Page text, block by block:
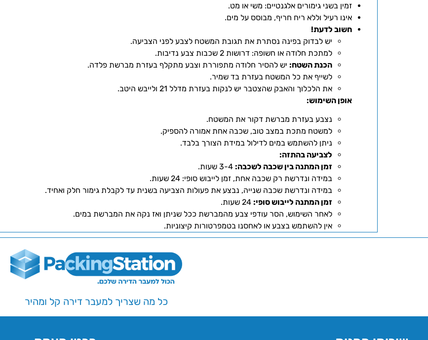
זמין בשני גימורים אלגנטיים: משי או מט.
אינו רעיל וללא ריח חריף, מבוסס על מים.
חשוב לדעת!
יש לבדוק בפינה נסתרת את תגובת המשטח לצבע לפני הצביעה.
למתכת חלודה או חשופה: דרושות 2 שכבות צבע נדיבות.
הכנת השטח: יש להסיר חלודה מתפוררת וצבע מתקלף בעזרת מברשת פלדה.
לשייף את כל המשטח בעזרת בד שמיר.
את הלכלוך והאבק שהצטבר יש לנקות בעזרת מדלל 21 ולייבש היטב.
אופן השימוש:
נצבע בעזרת מברשת דקור את המשטח.
למשטח מתכת במצב טוב, שכבה אחת אמורה להספיק.
ניתן להשתמש במים לדילול במידת הצורך בלבד.
לצביעה בהתזה:
זמן המתנה בין שכבה לשכבה: 3-4 שעות.
במידה ונדרשת רק שכבה אחת, זמן לייבוש סופי: 24 שעות.
במידה ונדרשת שכבה שנייה, נבצע את פעולות הצביעה בשנית עד לקבלת גימור חלק ואחיד.
זמן המתנה לייבוש סופי: 24 שעות.
לאחר השימוש, הסר עודפי צבע מהמברשת ככל שניתן ואז נקה את המברשת במים.
אין להשתמש בצבע או לאחסנו בטמפרטורות קיצוניות.
כל מה שצריך למעבר דירה קל ומהיר